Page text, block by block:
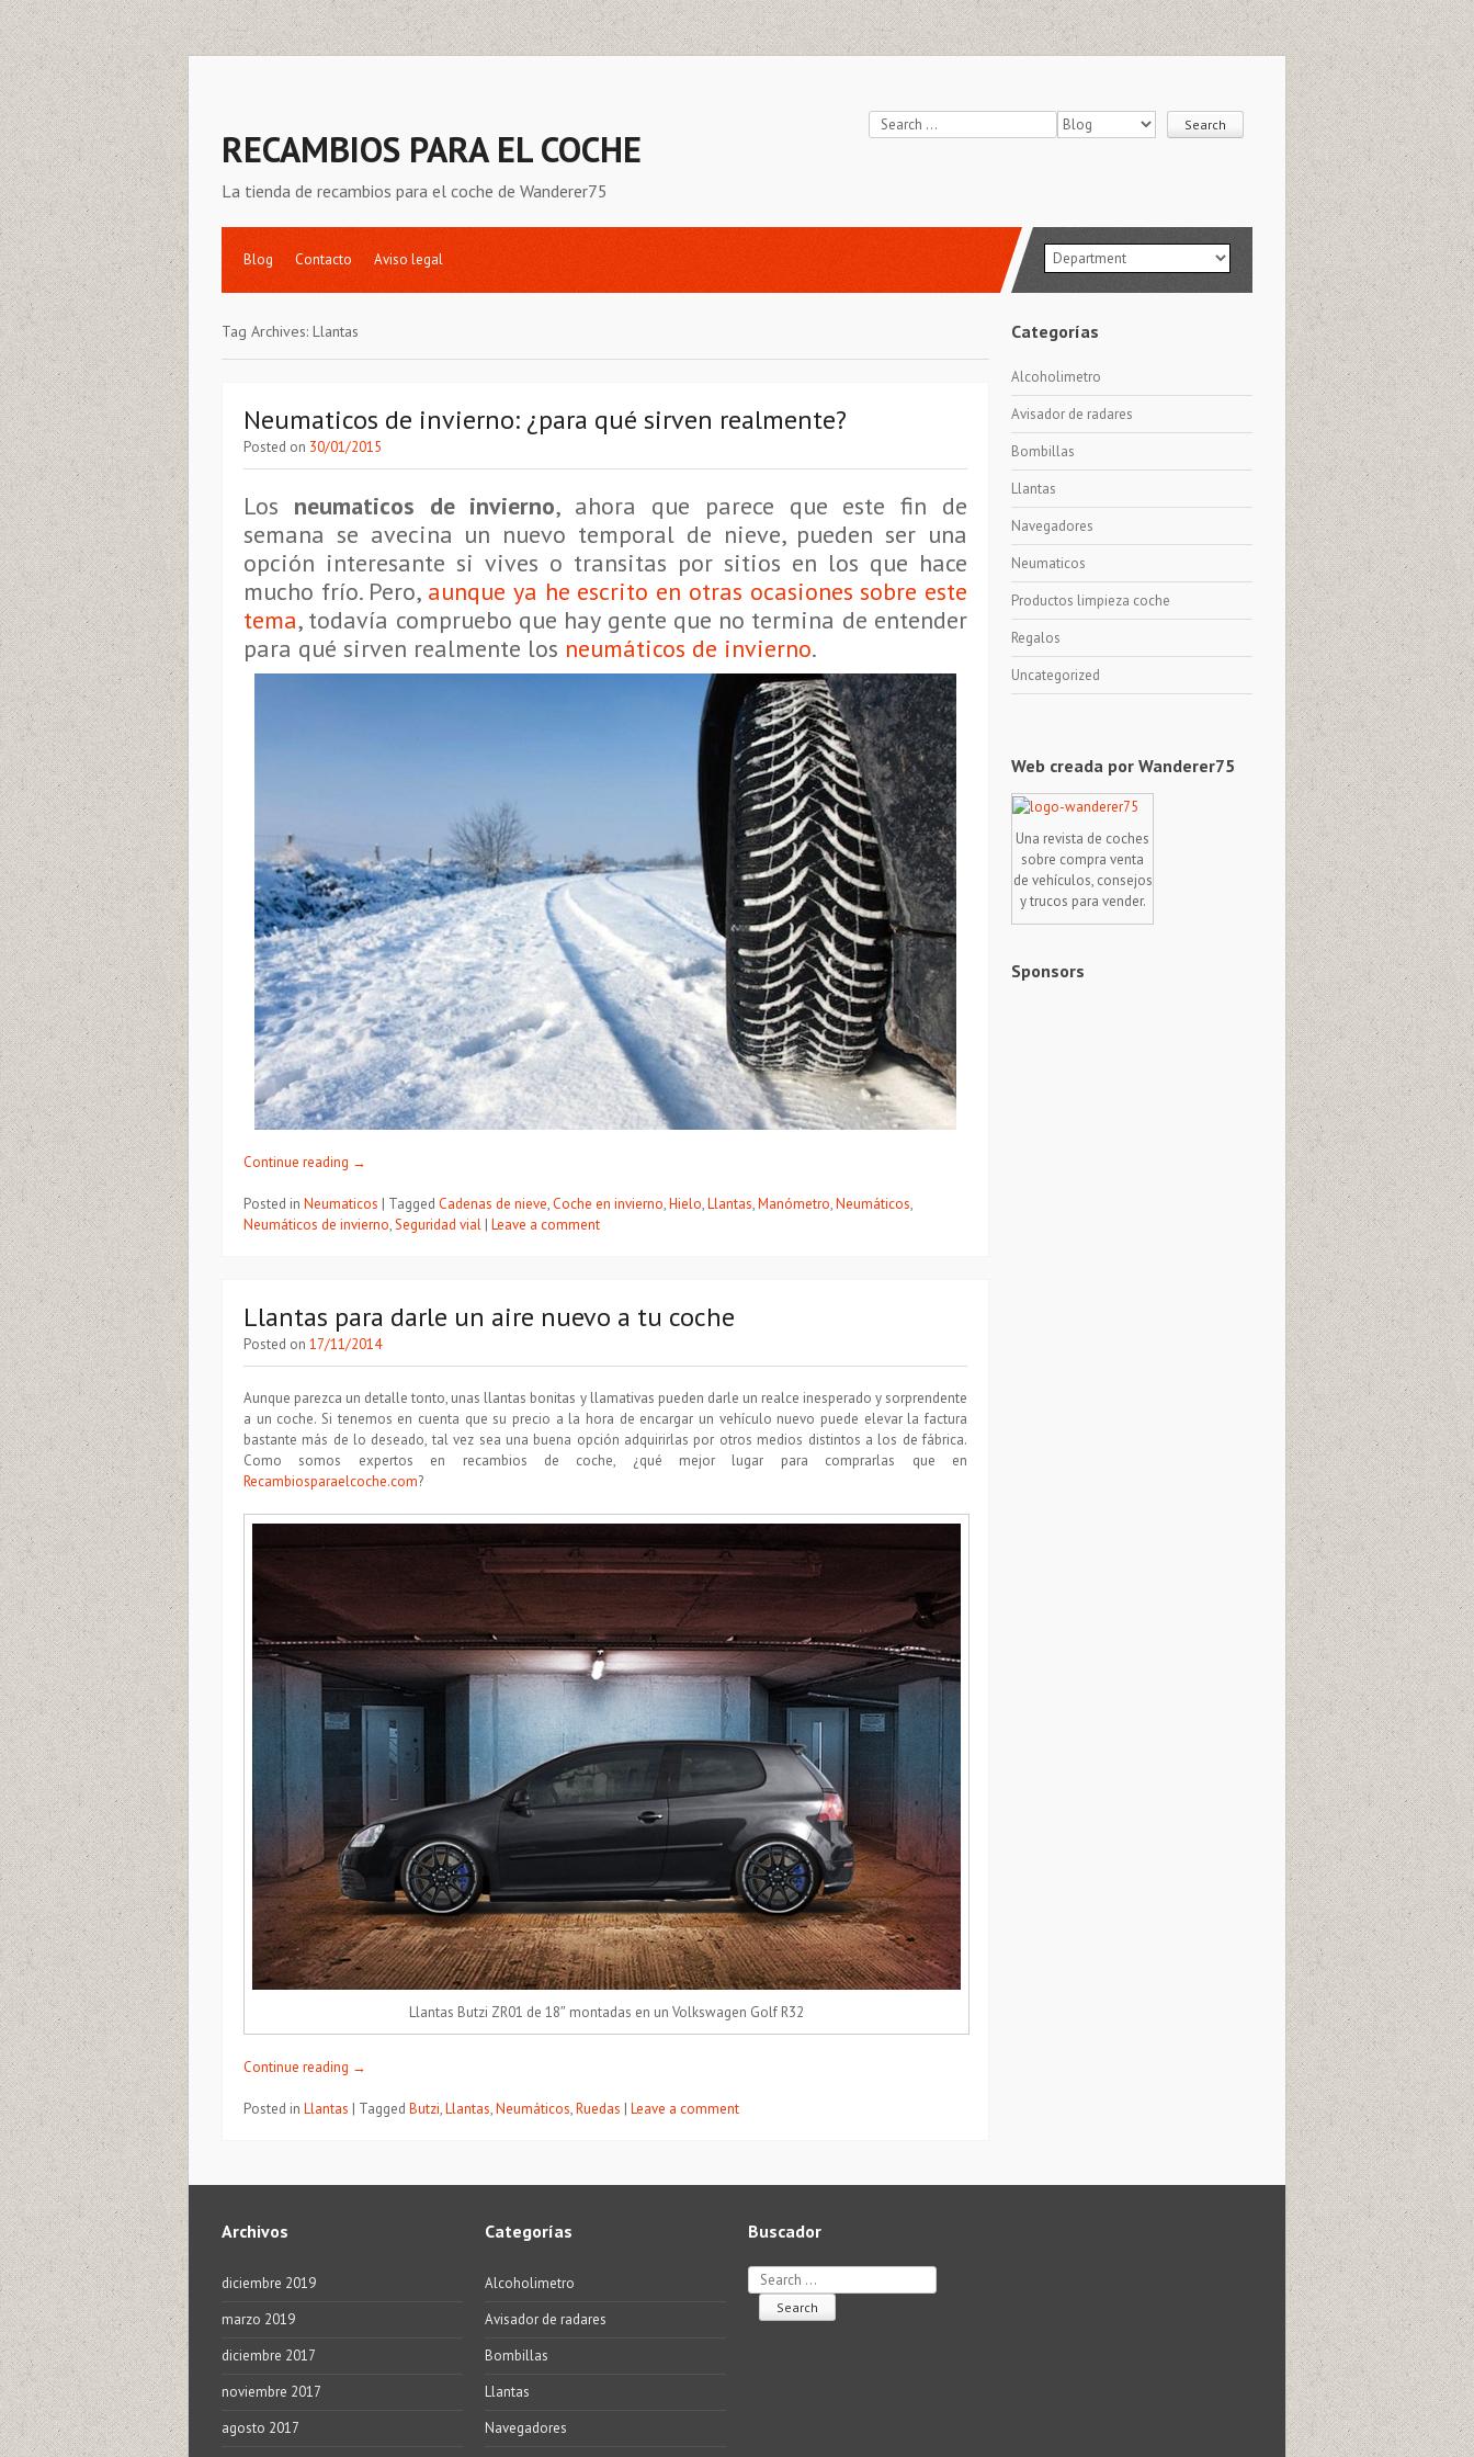
RECAMBIOS PARA EL COCHE
La tienda de recambios para el coche de Wanderer75
Blog Contacto Aviso legal
Tag Archives: Llantas
Neumaticos de invierno: ¿para qué sirven realmente?
Posted on 30/01/2015
Los neumaticos de invierno, ahora que parece que este fin de
semana se avecina un nuevo temporal de nieve, pueden ser una
opción interesante si vives o transitas por sitios en los que hace
mucho frío. Pero, aunque ya he escrito en otras ocasiones sobre este
tema, todavía compruebo que hay gente que no termina de entender
para qué sirven realmente los neumáticos de invierno.
Continue reading →
Posted in Neumaticos | Tagged Cadenas de nieve,Coche en invierno,Hielo,Llantas,Manómetro,Neumáticos,
Neumáticos de invierno,Seguridad vial | Leave a comment
Llantas para darle un aire nuevo a tu coche
Posted on 17/11/2014
Aunque parezca un detalle tonto, unas llantas bonitas y llamativas pueden darle un realce inesperado y sorprendente
a un coche. Si tenemos en cuenta que su precio a la hora de encargar un vehículo nuevo puede elevar la factura
bastante más de lo deseado, tal vez sea una buena opción adquirirlas por otros medios distintos a los de fábrica.
Como somos expertos en recambios de coche, ¿qué mejor lugar para comprarlas que en
Recambiosparaelcoche.com?
Llantas Butzi ZR01 de 18″ montadas en un Volkswagen Golf R32
Continue reading →
Posted in Llantas | Tagged Butzi,Llantas,Neumáticos,Ruedas | Leave a comment
Categorías
Alcoholimetro
Avisador de radares
Bombillas
Llantas
Navegadores
Neumaticos
Productos limpieza coche
Regalos
Uncategorized
Web creada por Wanderer75
Una revista de coches
sobre compra venta
de vehículos, consejos
y trucos para vender.
Sponsors
Archivos
diciembre 2019
marzo 2019
diciembre 2017
noviembre 2017
agosto 2017
Categorías
Alcoholimetro
Avisador de radares
Bombillas
Llantas
Navegadores
Buscador
Search